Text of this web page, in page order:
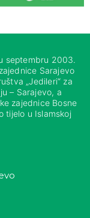
septembru 2003.
Sarajevo
„Jedileri“ za
– Sarajevo, a
zajednice Bosne
tijelo u Islamskoj